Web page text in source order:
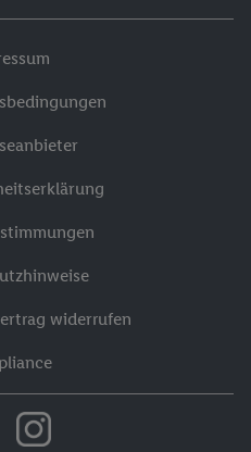
widerrufen